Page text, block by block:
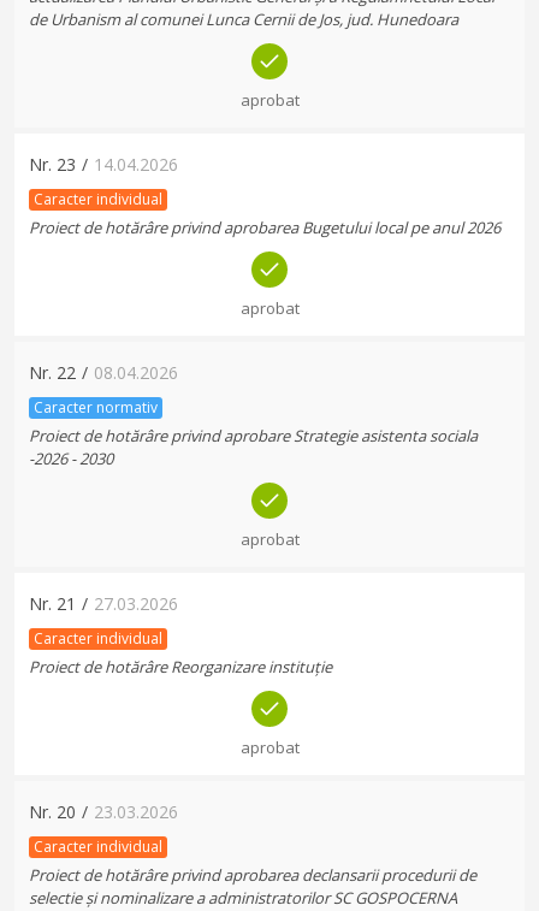
de Urbanism al comunei Lunca Cernii de Jos, jud. Hunedoara
aprobat
Nr. 23 / 14.04.2026
Caracter individual
Proiect de hotărâre privind aprobarea Bugetului local pe anul 2026
aprobat
Nr. 22 / 08.04.2026
Caracter normativ
Proiect de hotărâre privind aprobare Strategie asistenta sociala
-2026 - 2030
aprobat
Nr. 21 / 27.03.2026
Caracter individual
Proiect de hotărâre Reorganizare instituție
aprobat
Nr. 20 / 23.03.2026
Caracter individual
Proiect de hotărâre privind aprobarea declansarii procedurii de
selectie și nominalizare a administratorilor SC GOSPOCERNA